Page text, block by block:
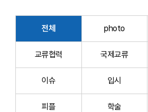
전체 photo
교류협력 국제교류
이슈 입시
피플 학술